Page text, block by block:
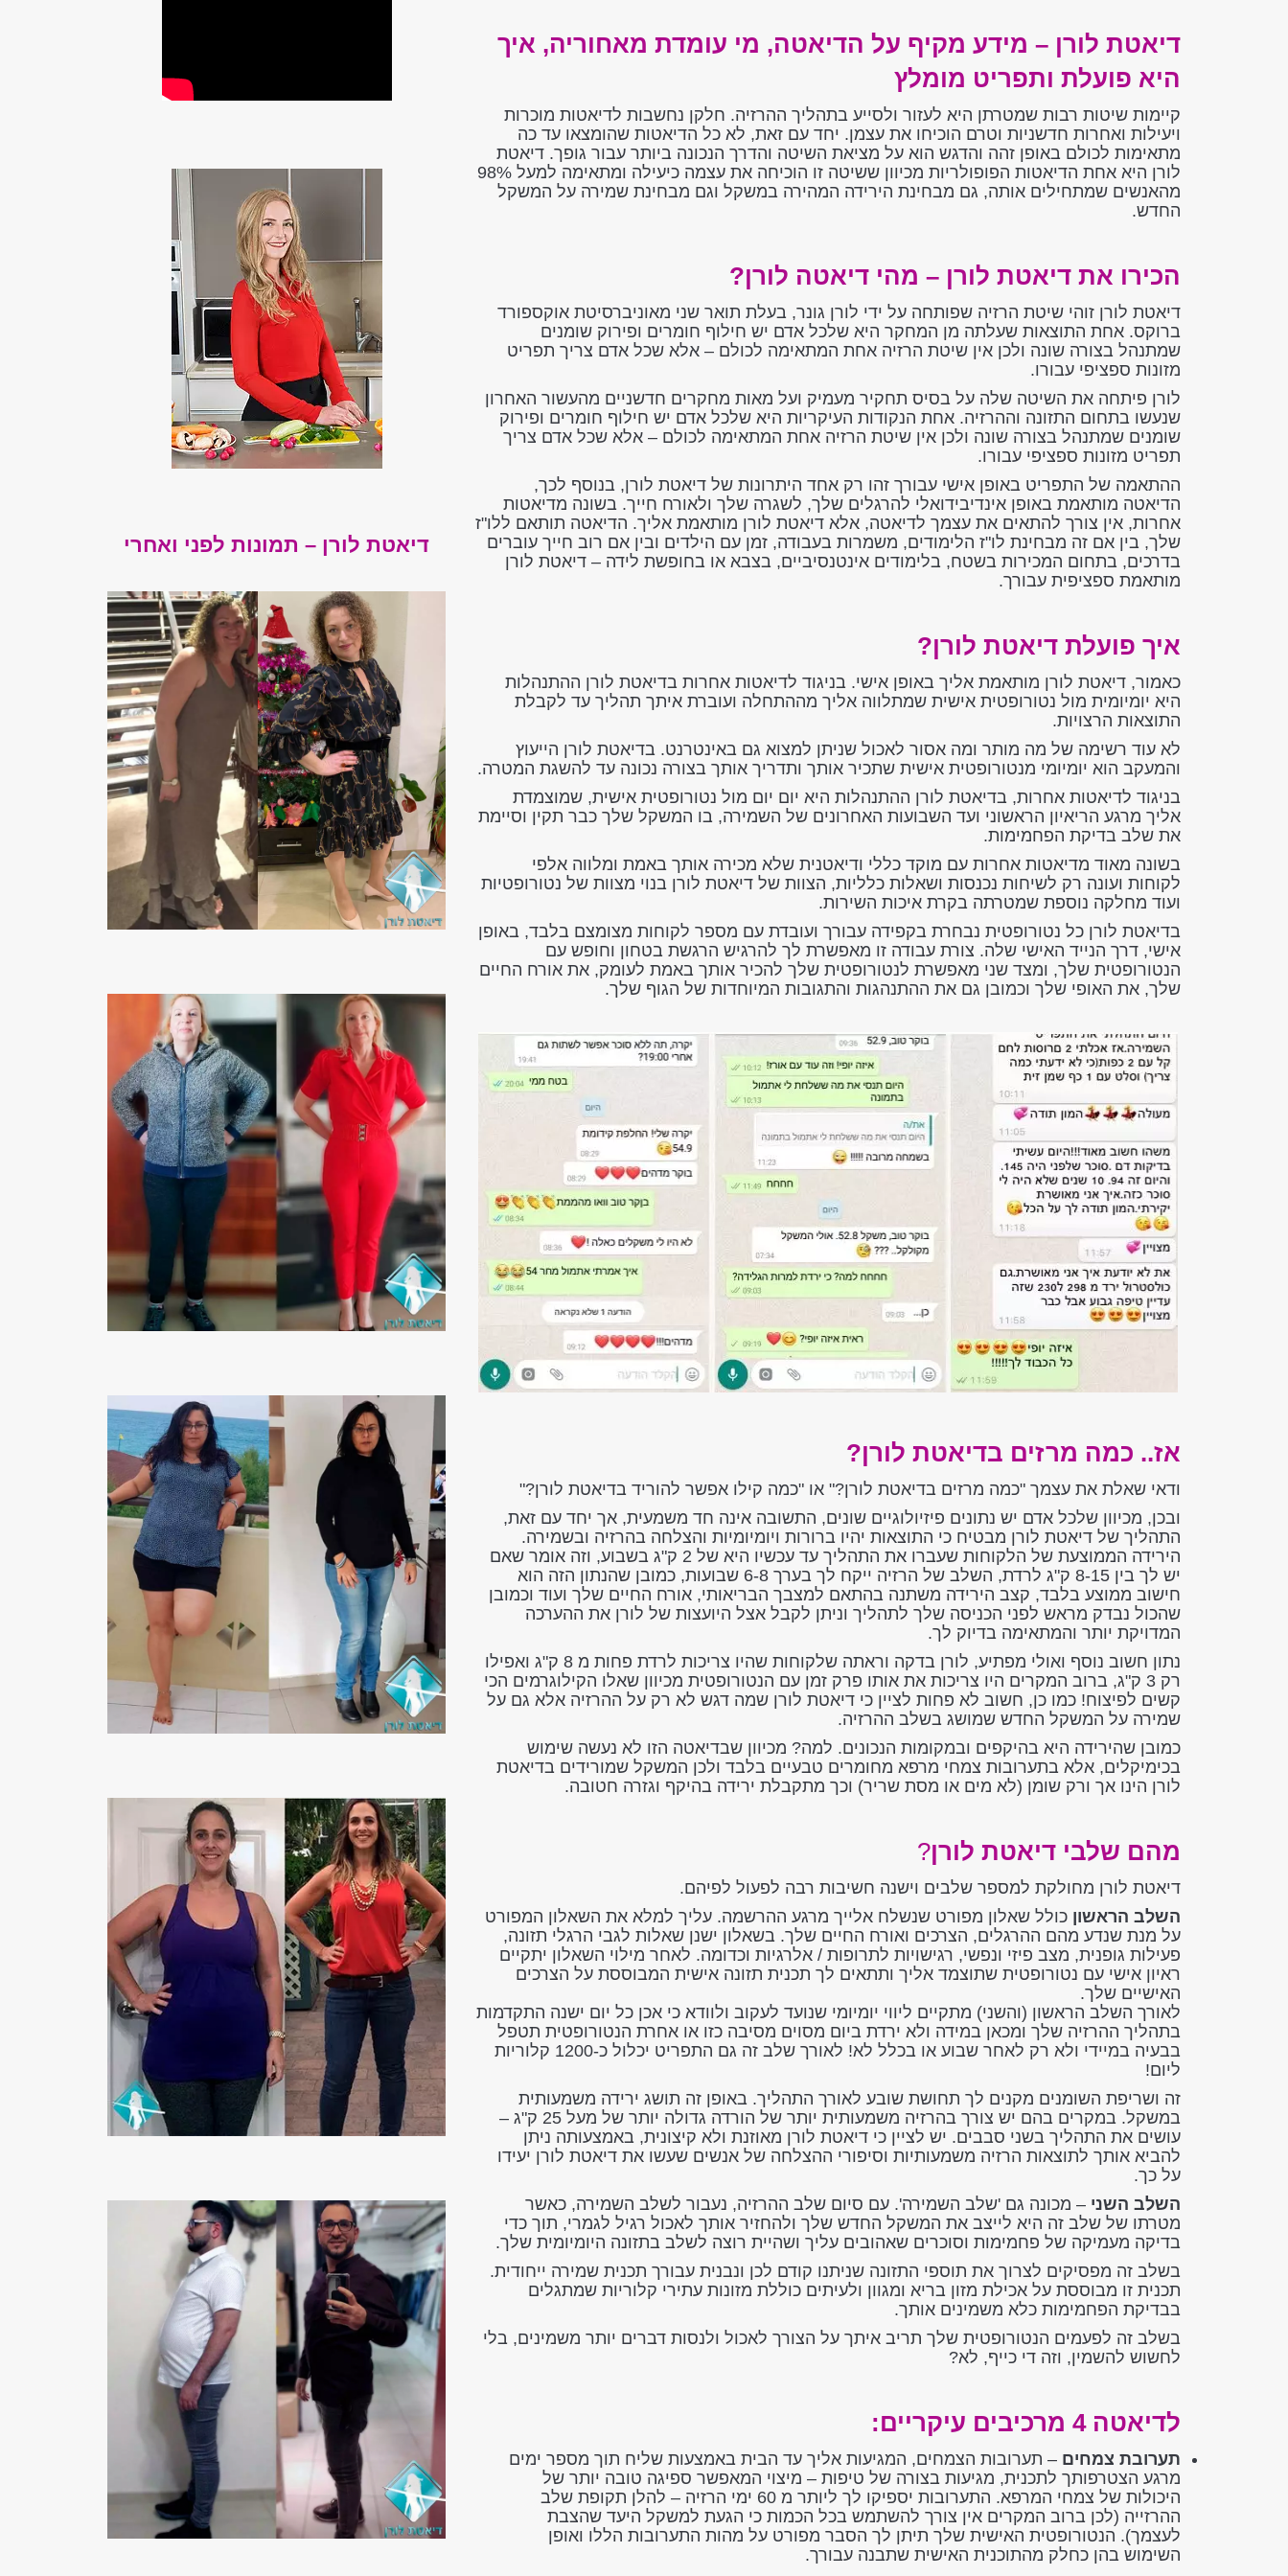
דיאטת לורן – תמונות לפני ואחרי
דיאטת לורן – מידע מקיף על הדיאטה, מי עומדת מאחוריה, איך
היא פועלת ותפריט מומלץ
קיימות שיטות רבות שמטרתן היא לעזור ולסייע בתהליך ההרזיה. חלקן נחשבות לדיאטות מוכרות
ויעילות ואחרות חדשניות וטרם הוכיחו את עצמן. יחד עם זאת, לא כל הדיאטות שהומצאו עד כה
מתאימות לכולם באופן זהה והדגש הוא על מציאת השיטה והדרך הנכונה ביותר עבור גופך. דיאטת
לורן היא אחת הדיאטות הפופולריות מכיוון ששיטה זו הוכיחה את עצמה כיעילה ומתאימה למעל 98%
מהאנשים שמתחילים אותה, גם מבחינת הירידה המהירה במשקל וגם מבחינת שמירה על המשקל
החדש.
הכירו את דיאטת לורן – מהי דיאטה לורן?
דיאטת לורן זוהי שיטת הרזיה שפותחה על ידי לורן גונר, בעלת תואר שני מאוניברסיטת אוקספורד
ברוקס. אחת התוצאות שעלתה מן המחקר היא שלכל אדם יש חילוף חומרים ופירוק שומנים
שמתנהל בצורה שונה ולכן אין שיטת הרזיה אחת המתאימה לכולם – אלא שכל אדם צריך תפריט
מזונות ספציפי עבורו.
לורן פיתחה את השיטה שלה על בסיס תחקיר מעמיק ועל מאות מחקרים חדשניים מהעשור האחרון
שנעשו בתחום התזונה וההרזיה. אחת הנקודות העיקריות היא שלכל אדם יש חילוף חומרים ופירוק
שומנים שמתנהל בצורה שונה ולכן אין שיטת הרזיה אחת המתאימה לכולם – אלא שכל אדם צריך
תפריט מזונות ספציפי עבורו.
ההתאמה של התפריט באופן אישי עבורך זהו רק אחד היתרונות של דיאטת לורן, בנוסף לכך,
הדיאטה מותאמת באופן אינדיבידואלי להרגלים שלך, לשגרה שלך ולאורח חייך. בשונה מדיאטות
אחרות, אין צורך להתאים את עצמך לדיאטה, אלא דיאטת לורן מותאמת אליך. הדיאטה תותאם ללו"ז
שלך, בין אם זה מבחינת לו"ז הלימודים, משמרות בעבודה, זמן עם הילדים ובין אם רוב חייך עוברים
בדרכים, בתחום המכירות בשטח, בלימודים אינטנסיביים, בצבא או בחופשת לידה – דיאטת לורן
מותאמת ספציפית עבורך.
איך פועלת דיאטת לורן?
כאמור, דיאטת לורן מותאמת אליך באופן אישי. בניגוד לדיאטות אחרות בדיאטת לורן ההתנהלות
היא יומיומית מול נטורופטית אישית שמתלווה אליך מההתחלה ועוברת איתך תהליך עד לקבלת
התוצאות הרצויות.
לא עוד רשימה של מה מותר ומה אסור לאכול שניתן למצוא גם באינטרנט. בדיאטת לורן הייעוץ
והמעקב הוא יומיומי מנטורופטית אישית שתכיר אותך ותדריך אותך בצורה נכונה עד להשגת המטרה.
בניגוד לדיאטות אחרות, בדיאטת לורן ההתנהלות היא יום יום מול נטורופטית אישית, שמוצמדת
אליך מרגע הריאיון הראשוני ועד השבועות האחרונים של השמירה, בו המשקל שלך כבר תקין וסיימת
את שלב בדיקת הפחמימות.
בשונה מאוד מדיאטות אחרות עם מוקד כללי ודיאטנית שלא מכירה אותך באמת ומלווה אלפי
לקוחות ועונה רק לשיחות נכנסות ושאלות כלליות, הצוות של דיאטת לורן בנוי מצוות של נטורופטיות
ועוד מחלקה נוספת שמטרתה בקרת איכות השירות.
בדיאטת לורן כל נטורופטית נבחרת בקפידה עבורך ועובדת עם מספר לקוחות מצומצם בלבד, באופן
אישי, דרך הנייד האישי שלה. צורת עבודה זו מאפשרת לך להרגיש הרגשת בטחון וחופש עם
הנטורופטית שלך, ומצד שני מאפשרת לנטורופטית שלך להכיר אותך באמת לעומק, את אורח החיים
שלך, את האופי שלך וכמובן גם את ההתנהגות והתגובות המיוחדות של הגוף שלך.
אז.. כמה מרזים בדיאטת לורן?
ודאי שאלת את עצמך "כמה מרזים בדיאטת לורן?" או "כמה קילו אפשר להוריד בדיאטת לורן?"
ובכן, מכיוון שלכל אדם יש נתונים פיזיולוגיים שונים, התשובה אינה חד משמעית, אך יחד עם זאת,
התהליך של דיאטת לורן מבטיח כי התוצאות יהיו ברורות ויומיומיות והצלחה בהרזיה ובשמירה.
הירידה הממוצעת של הלקוחות שעברו את התהליך עד עכשיו היא של 2 ק"ג בשבוע, וזה אומר שאם
יש לך בין 8-15 ק"ג לרדת, השלב של הרזיה ייקח לך בערך 6-8 שבועות, כמובן שהנתון הזה הוא
חישוב ממוצע בלבד, קצב הירידה משתנה בהתאם למצבך הבריאותי, אורח החיים שלך ועוד וכמובן
שהכול נבדק מראש לפני הכניסה שלך לתהליך וניתן לקבל אצל היועצות של לורן את ההערכה
המדויקת יותר והמתאימה בדיוק לך.
נתון חשוב נוסף ואולי מפתיע, לורן בדקה וראתה שלקוחות שהיו צריכות לרדת פחות מ 8 ק"ג ואפילו
רק 3 ק"ג, ברוב המקרים היו צריכות את אותו פרק זמן עם הנטורופטית מכיוון שאלו הקילוגרמים הכי
קשים לפיצוח! כמו כן, חשוב לא פחות לציין כי דיאטת לורן שמה דגש לא רק על ההרזיה אלא גם על
שמירה על המשקל החדש שמושג בשלב ההרזיה.
כמובן שהירידה היא בהיקפים ובמקומות הנכונים. למה? מכיוון שבדיאטה הזו לא נעשה שימוש
בכימיקלים, אלא בתערובות צמחי מרפא מחומרים טבעיים בלבד ולכן המשקל שמורידים בדיאטת
לורן הינו אך ורק שומן (לא מים או מסת שריר) וכך מתקבלת ירידה בהיקף וגזרה חטובה.
מהם שלבי דיאטת לורן?
דיאטת לורן מחולקת למספר שלבים וישנה חשיבות רבה לפעול לפיהם.
השלב הראשון כולל שאלון מפורט שנשלח אלייך מרגע ההרשמה. עליך למלא את השאלון המפורט
על מנת שנדע מהם ההרגלים, הצרכים ואורח החיים שלך. בשאלון ישנן שאלות לגבי הרגלי תזונה,
פעילות גופנית, מצב פיזי ונפשי, רגישויות לתרופות / אלרגיות וכדומה. לאחר מילוי השאלון יתקיים
ראיון אישי עם נטורופטית שתוצמד אליך ותתאים לך תכנית תזונה אישית המבוססת על הצרכים
האישיים שלך.
לאורך השלב הראשון (והשני) מתקיים ליווי יומיומי שנועד לעקוב ולוודא כי אכן כל יום ישנה התקדמות
בתהליך ההרזיה שלך ומכאן במידה ולא ירדת ביום מסוים מסיבה כזו או אחרת הנטורופטית תטפל
בבעיה במיידי ולא רק לאחר שבוע או בכלל לא! לאורך שלב זה גם התפריט יכלול כ-1200 קלוריות
ליום!
זה ושריפת השומנים מקנים לך תחושת שובע לאורך התהליך. באופן זה תושג ירידה משמעותית
במשקל. במקרים בהם יש צורך בהרזיה משמעותית יותר של הורדה גדולה יותר של מעל 25 ק"ג –
עושים את התהליך בשני סבבים. יש לציין כי דיאטת לורן מאוזנת ולא קיצונית, באמצעותה ניתן
להביא אותך לתוצאות הרזיה משמעותיות וסיפורי ההצלחה של אנשים שעשו את דיאטת לורן יעידו
על כך.
השלב השני – מכונה גם 'שלב השמירה'. עם סיום שלב ההרזיה, נעבור לשלב השמירה, כאשר
מטרתו של שלב זה היא לייצב את המשקל החדש שלך ולהחזיר אותך לאכול רגיל לגמרי, תוך כדי
בדיקה מעמיקה של פחמימות וסוכרים שאהובים עליך ושהיית רוצה לשלב בתזונה היומיומית שלך.
בשלב זה מפסיקים לצרוך את תוספי התזונה שניתנו קודם לכן ונבנית עבורך תכנית שמירה ייחודית.
תכנית זו מבוססת על אכילת מזון בריא ומגוון ולעיתים כוללת מזונות עתירי קלוריות שמתגלים
בבדיקת הפחמימות כלא משמינים אותך.
בשלב זה לפעמים הנטורופטית שלך תריב איתך על הצורך לאכול ולנסות דברים יותר משמינים, בלי
לחשוש להשמין, וזה די כייף, לא?
לדיאטה 4 מרכיבים עיקריים:
תערובת צמחים – תערובות הצמחים, המגיעות אליך עד הבית באמצעות שליח תוך מספר ימים
מרגע הצטרפותך לתכנית, מגיעות בצורה של טיפות – מיצוי המאפשר ספיגה טובה יותר של
היכולות של צמחי המרפא. התערובות יספיקו לך ליותר מ 60 ימי הרזיה – להלן תקופת שלב
ההרזייה (לכן ברוב המקרים אין צורך להשתמש בכל הכמות כי הגעת למשקל היעד שהצבת
לעצמך). הנטורופטית האישית שלך תיתן לך הסבר מפורט על מהות התערובות הללו ואופן
השימוש בהן כחלק מהתוכנית האישית שתבנה עבורך.